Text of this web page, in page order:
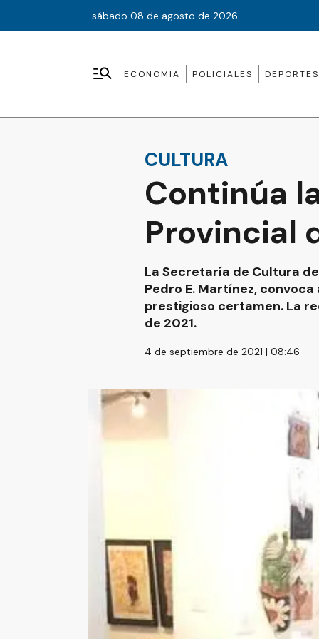
sábado 08 de agosto de 2026
ECONOMIA POLICIALES DEPORTES
CULTURA
Continúa
Provincial
La Secretaría de Cultura
Pedro E. Martínez,
prestigioso certamen. La
de 2021.
4 de septiembre de 2021 | 08:46